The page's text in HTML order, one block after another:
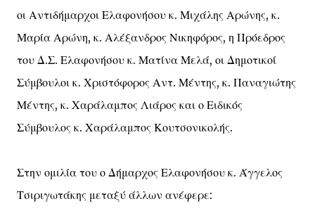
οι Αντιδήμαρχοι Ελαφονήσου κ. Μιχάλης Αρώνης, κ.
Μαρία Αρώνη, κ. Αλέξανδρος Νικηφόρος, η Πρόεδρος
του Δ.Σ. Ελαφονήσου κ. Ματίνα Μελά, οι Δημοτικοί
Σύμβουλοι κ. Χριστόφορος Αντ. Μέντης, κ. Παναγιώτης
Μέντης, κ. Χαράλαμπος Λιάρος και ο Ειδικός
Σύμβουλος κ. Χαράλαμπος Κουτσονικολής.
Στην ομιλία του ο Δήμαρχος Ελαφονήσου κ. Άγγελος
Τσιριγωτάκης μεταξύ άλλων ανέφερε: